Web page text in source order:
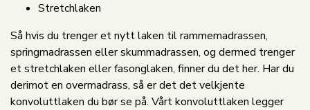
Stretchlaken
Så hvis du trenger et nytt laken til rammemadrassen,
springmadrassen eller skummadrassen, og dermed trenger
et stretchlaken eller fasonglaken, finner du det her. Har du
derimot en overmadrass, så er det det velkjente
konvoluttlaken du bør se på. Vårt konvoluttlaken legger